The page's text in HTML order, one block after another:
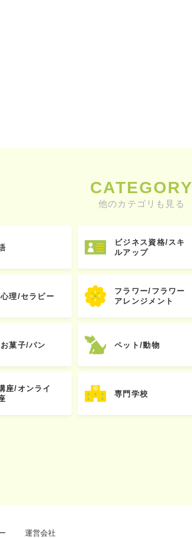
CATEGORY
他のカテゴリも見る
ビジネス資格/スキ
ルアップ
理/セラピー
フラワー/フラワー
アレンジメント
菓子/パン ペット/動物
座/オンライ
専門学校
運営会社